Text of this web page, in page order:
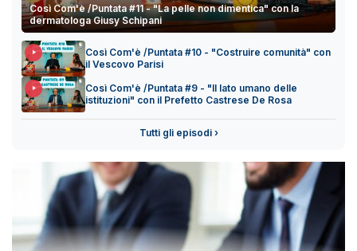
Così Com'è /Puntata #11 - "La pelle non dimentica" con la
dermatologa Giusy Schipani
Così Com'è /Puntata #10 - "Costruire comunità" con
il Vescovo Parisi
Così Com'è /Puntata #9 - "Il lato umano delle
istituzioni" con il Prefetto Castrese De Rosa
Tutti gli episodi ›